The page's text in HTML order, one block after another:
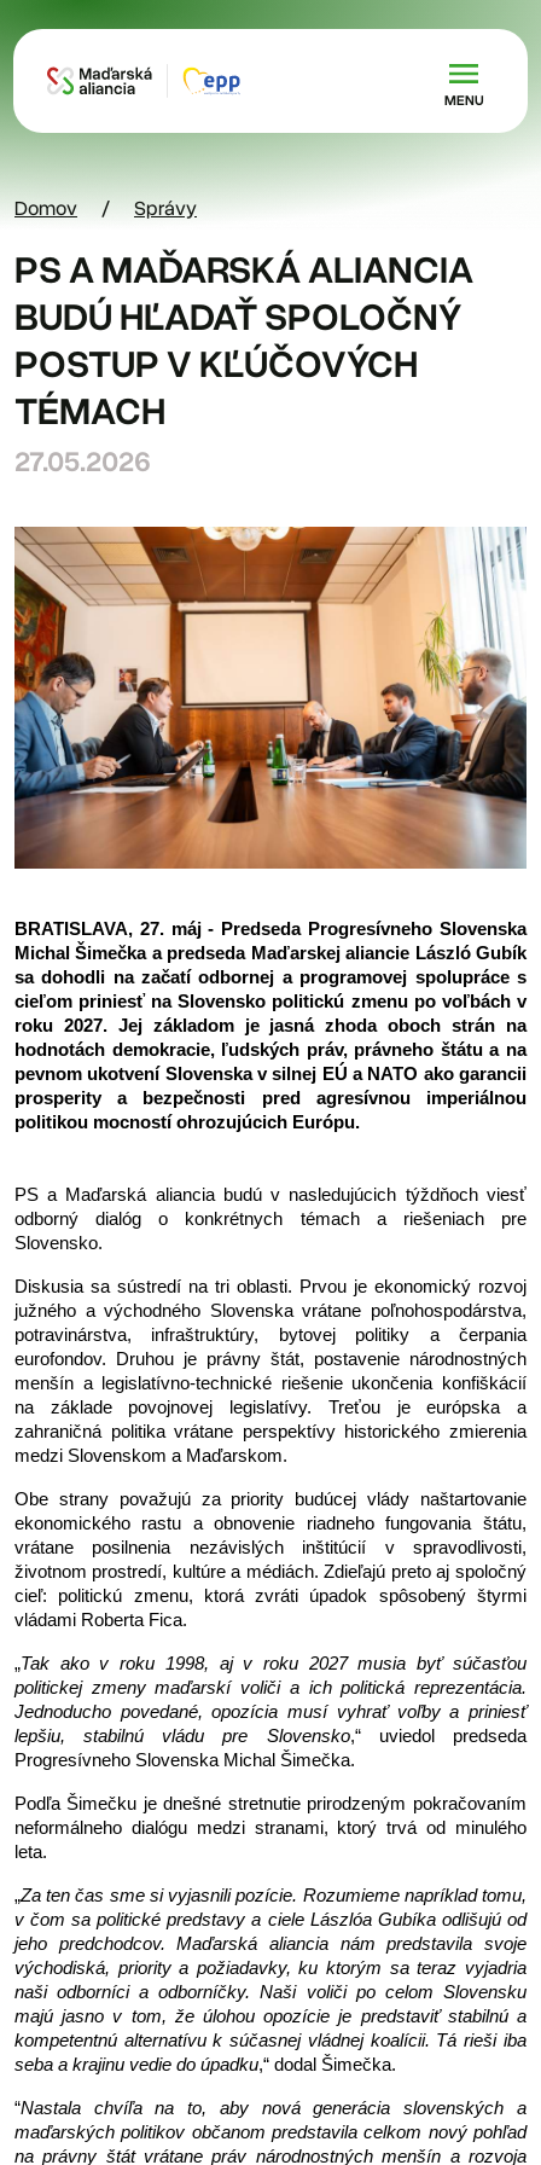
MENU
Domov Správy
PS A MAĎARSKÁ ALIANCIA
BUDÚ HĽADAŤ SPOLOČNÝ
POSTUP V KĽÚČOVÝCH
TÉMACH
27.05.2026
BRATISLAVA, 27. máj - Predseda Progresívneho Slovenska
Michal Šimečka a predseda Maďarskej aliancie László Gubík
sa dohodli na začatí odbornej a programovej spolupráce s
cieľom priniesť na Slovensko politickú zmenu po voľbách v
roku 2027. Jej základom je jasná zhoda oboch strán na
hodnotách demokracie, ľudských práv, právneho štátu a na
pevnom ukotvení Slovenska v silnej EÚ a NATO ako garancii
prosperity a bezpečnosti pred agresívnou imperiálnou
politikou mocností ohrozujúcich Európu.
PS a Maďarská aliancia budú v nasledujúcich týždňoch viesť
odborný dialóg o konkrétnych témach a riešeniach pre
Slovensko.
Diskusia sa sústredí na tri oblasti. Prvou je ekonomický rozvoj
južného a východného Slovenska vrátane poľnohospodárstva,
potravinárstva, infraštruktúry, bytovej politiky a čerpania
eurofondov. Druhou je právny štát, postavenie národnostných
menšín a legislatívno-technické riešenie ukončenia konfiškácií
na základe povojnovej legislatívy. Treťou je európska a
zahraničná politika vrátane perspektívy historického zmierenia
medzi Slovenskom a Maďarskom.
Obe strany považujú za priority budúcej vlády naštartovanie
ekonomického rastu a obnovenie riadneho fungovania štátu,
vrátane posilnenia nezávislých inštitúcií v spravodlivosti,
životnom prostredí, kultúre a médiách. Zdieľajú preto aj spoločný
cieľ: politickú zmenu, ktorá zvráti úpadok spôsobený štyrmi
vládami Roberta Fica.
„Tak ako v roku 1998, aj v roku 2027 musia byť súčasťou
politickej zmeny maďarskí voliči a ich politická reprezentácia.
Jednoducho povedané, opozícia musí vyhrať voľby a priniesť
lepšiu, stabilnú vládu pre Slovensko,“ uviedol predseda
Progresívneho Slovenska Michal Šimečka.
Podľa Šimečku je dnešné stretnutie prirodzeným pokračovaním
neformálneho dialógu medzi stranami, ktorý trvá od minulého
leta.
„Za ten čas sme si vyjasnili pozície. Rozumieme napríklad tomu,
v čom sa politické predstavy a ciele Lászlóa Gubíka odlišujú od
jeho predchodcov. Maďarská aliancia nám predstavila svoje
východiská, priority a požiadavky, ku ktorým sa teraz vyjadria
naši odborníci a odborníčky. Naši voliči po celom Slovensku
majú jasno v tom, že úlohou opozície je predstaviť stabilnú a
kompetentnú alternatívu k súčasnej vládnej koalícii. Tá rieši iba
seba a krajinu vedie do úpadku,“ dodal Šimečka.
“Nastala chvíľa na to, aby nová generácia slovenských a
maďarských politikov občanom predstavila celkom nový pohľad
na právny štát vrátane práv národnostných menšín a rozvoja